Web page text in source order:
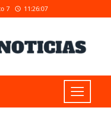
7 11:26:08